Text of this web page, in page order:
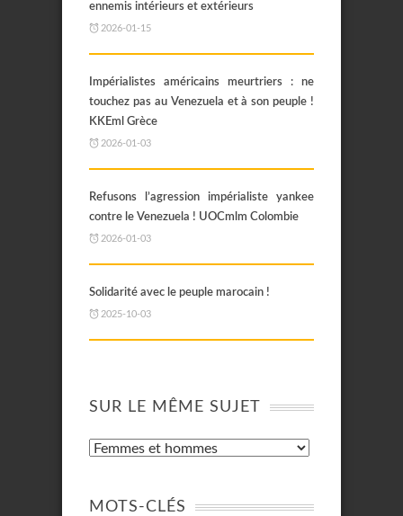
ennemis intérieurs et extérieurs
2026-01-15
Impérialistes américains meurtriers : ne
touchez pas au Venezuela et à son peuple !
KKEml Grèce
2026-01-03
Refusons l’agression impérialiste yankee
contre le Venezuela ! UOCmlm Colombie
2026-01-03
Solidarité avec le peuple marocain !
2025-10-03
SUR LE MÊME SUJET
MOTS-CLÉS